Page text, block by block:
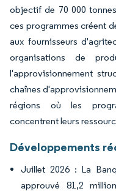
objectif de 70 000
ces programmes créent
aux fournisseurs
organisations de
l'approvisionnement
chaînes
régions où les
concentrent leurs
Développements
Juillet 2026 : La
approuvé 81,2